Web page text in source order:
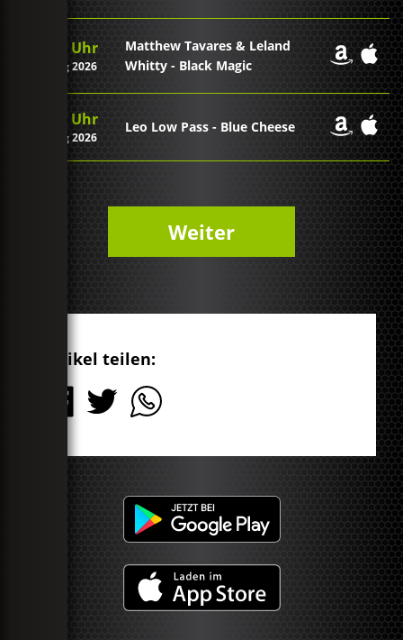
07:43 Uhr
09. Aug 2026
Matthew Tavares & Leland
Whitty - Black Magic
07:41 Uhr
09. Aug 2026
Leo Low Pass - Blue Cheese
Weiter
Artikel teilen: